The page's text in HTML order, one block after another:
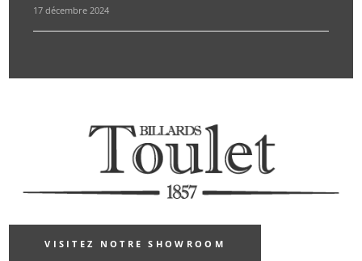
17 décembre 2024
VISITEZ NOTRE SHOWROOM